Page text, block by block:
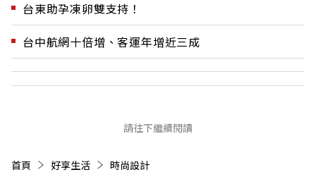
台東助孕凍卵雙支持！
台中航網十倍增、客運年增近三成
請往下繼續閱讀
首頁 好享生活 時尚設計